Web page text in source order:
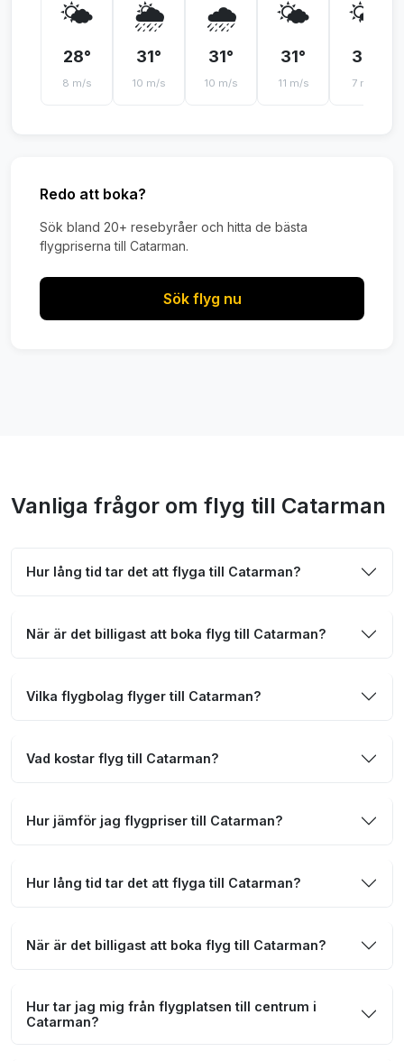
🌤️
28°
8 m/s
🌦️
31°
10 m/s
🌧️
31°
10 m/s
🌤️
31°
11 m/s
🌤️
32°
7 m/s
Redo att boka?
Sök bland 20+ resebyråer och hitta de bästa
flygpriserna till Catarman.
Sök flyg nu
Vanliga frågor om flyg till Catarman
Hur lång tid tar det att flyga till Catarman?
När är det billigast att boka flyg till Catarman?
Vilka flygbolag flyger till Catarman?
Vad kostar flyg till Catarman?
Hur jämför jag flygpriser till Catarman?
Hur lång tid tar det att flyga till Catarman?
När är det billigast att boka flyg till Catarman?
Hur tar jag mig från flygplatsen till centrum i
Catarman?